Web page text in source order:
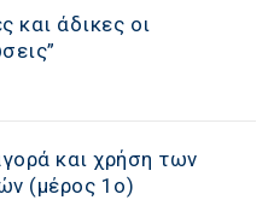
και άδικες οι
και χρήση των
(μέρος 1ο)